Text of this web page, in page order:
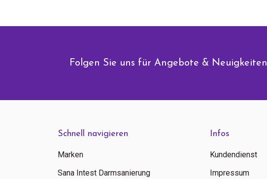
Folgen Sie uns für Angebote & Neuigkeiten
Schnell navigieren
Marken
Sana Intest Darmsanierung
Infos
Kundendienst
Impressum